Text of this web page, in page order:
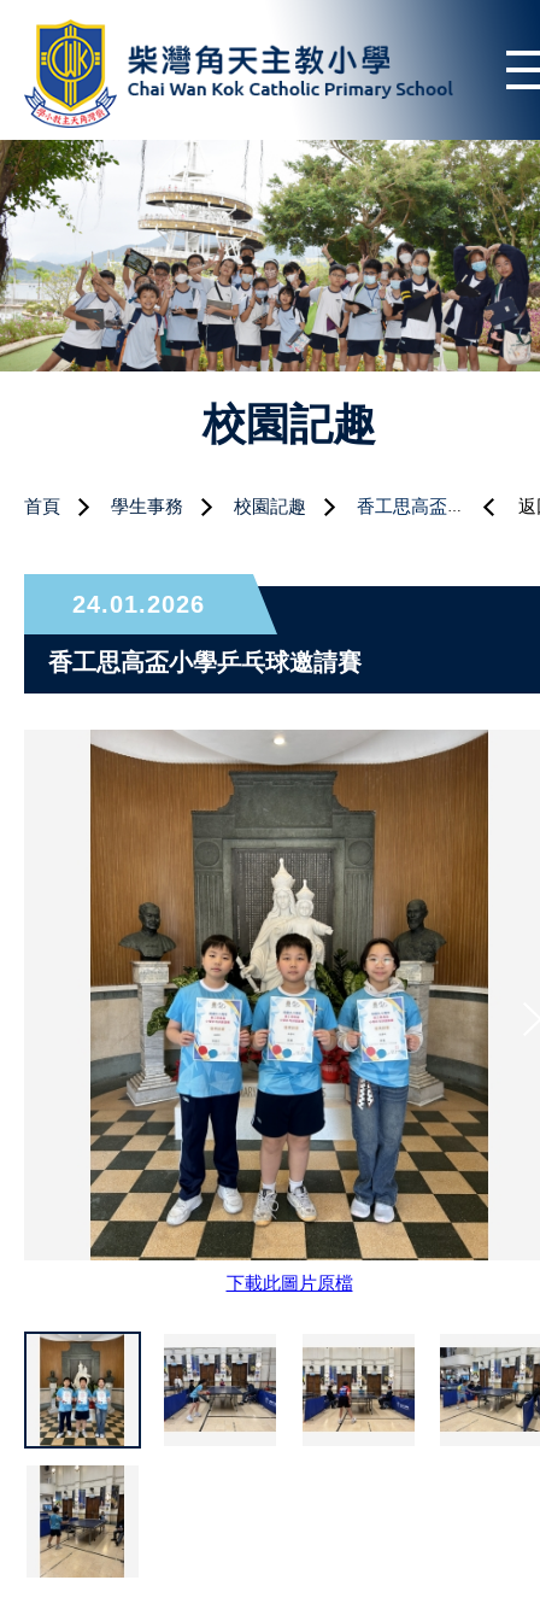
校園記趣
首頁 學生事務 校園記趣 香工思高盃小學乒乓球邀請賽 返
24.01.2026
香工思高盃小學乒乓球邀請賽
下載此圖片原檔